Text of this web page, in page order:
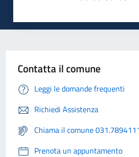
Contatta il comune
Leggi le domande frequenti
Richiedi Assistenza
Chiama il comune
Prenota un appuntamento